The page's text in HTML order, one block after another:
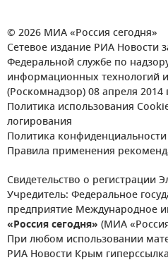
© 2026 МИА «Россия сегодня»
Сетевое издание РИА Новости
Федеральной службе по
информационных технологий
(Роскомнадзор) 08 апреля 2014
Политика использования
логирования
Политика конфиденциальности
Правила применения
Свидетельство о регистрации
Учредитель: Федеральное
предприятие Международное
«Россия сегодня» (МИА
При любом использовании
РИА Новости Крым